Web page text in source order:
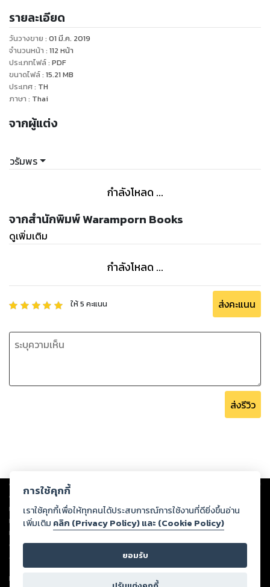
“เธอทำลายมันแล้วชโลธร”
“แต้มขอโทษค่ะ”
“จะจบง่ายๆ แค่คำว่าขอโทษงั้นเหรอ”
“แล้วพี่จะให้แต้มทำยังไง แล้วแต้มจะบอกให้พี่รู้ไว้ว่าพี่นั่นแหละเป็น
คนผลักดันให้แต้มต้องทำแบบนี้”
“โอเค! พี่ผิดที่ไม่ติดต่อเธอเลย แต่เธอไม่ควรทำแบบนี้”
กับนางเอกคนนั้น”
ที่เนื้อหามาจากการมโนของนักข่าว
ท่าทางผู้หญิงคนนั้นก็ดูหึงพี่มากด้วย” ตอนนี้ใจของเธอมันทั้งหึง
หวงทั้งน้อยใจปนเปกันไปหมดแล้ว แล้วเธอก็ดูออกว่านางเอกคน
นั้นมีใจให้สามีของเธอ
“แล้วเธอ หึงพี่หรือเปล่า”
“ทำไมพี่ฤทธิ์ต้องถามแต้มด้วย” ชโลธรเริ่มไปไม่เป็น เมื่อจู่ๆ สามีก็
“อย่ามาย้อนถามพี่”
“แต้มเป็นภรรยาของพี่ แต้มมีสิทธิ์” คนถูกกดดันตอบเลี่ยงๆ แล้ว
“ตอบให้ชัดๆ”
“แต้มหึงก็ได้” หญิงสาวตอบเหมือนให้จบๆ ไป ทั้งที่ใจจริงเธออยาก
พี่อยู่แล้วนี่!”
รายละเอียด
วันวางขาย : 01 มี.ค. 2019
จำนวนหน้า : 112 หน้า
ประเภทไฟล์: PDF
ขนาดไฟล์: 15.21 MB
ประเทศ: TH
ภาษา : Thai
จากผู้แต่ง
วรัมพร
กำลังโหลด ...
จากสำนักพิมพ์ Waramporn Books
ดูเพิ่มเติม
กำลังโหลด ...
ให้5 คะแนน ส่งคะแนน
ส่งรีวิว
Copyright © 2026
ต่อผลงานหรือเนื้อหาใดที่อัปโหลดผ่านเว็บไซต์และปรากฏว่าละเมิดสิทธิใน
ทรัพย์สินทางปัญญาของบุคคลอื่นหรือขัดต่อกฎหมายและศีลธรรม ดังนั้น ผู้อ่าน
ทุกท่านโปรดใช้วิจารณญาณในการกลั่นกรองด้วยตนเอง และหากท่านพบว่าส่วน
หนึ่งส่วนใดขัดต่อกฎหมายและศีลธรรม กรุณาแจ้งมายังบริษัท เพื่อทีมงานจะได้
ดำเนินการในทันที ทั้งนี้ ทางสตอรี่ล็อกขอสงวนลิขสิทธิ์ตามพระราชบัญญัติ
ลิขสิทธิ์ พ.ศ. 2537 (ฉบับล่าสุด)
For support: member@ookbee.com
การใช้คุกกี้
เราใช้คุกกี้เพื่อให้ทุกคนได้ประสบการณ์การใช้งานที่ดียิ่งขึ้นอ่าน
เพิ่มเติม คลิก (Privacy Policy) และ (Cookie Policy)
ยอมรับ